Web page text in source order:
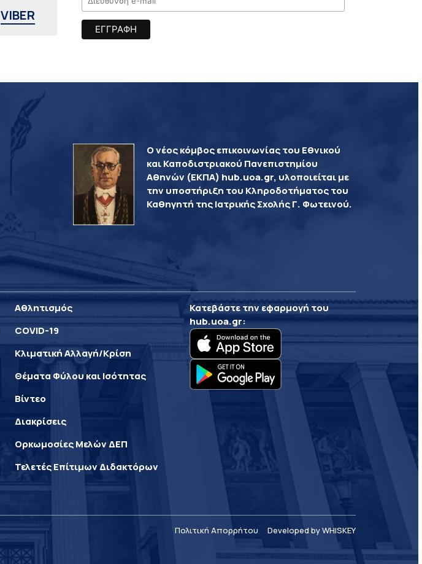
VIBER
Ο νέος κόμβος επικοινωνίας του Εθνικού
και Καποδιστριακού Πανεπιστημίου
Αθηνών (ΕΚΠΑ) hub.uoa.gr, υλοποιείται με
την υποστήριξη του Κληροδοτήματος του
Καθηγητή της Ιατρικής Σχολής Γ. Φωτεινού.
Αθλητισμός
COVID-19
Κλιματική Αλλαγή/Κρίση
Θέματα Φύλου και Ισότητας
Βίντεο
Διακρίσεις
Ορκωμοσίες Μελών ΔΕΠ
Τελετές Επίτιμων Διδακτόρων
Κατεβάστε την εφαρμογή του
hub.uoa.gr:
Πολιτική Απορρήτου Developed by WHISKEY